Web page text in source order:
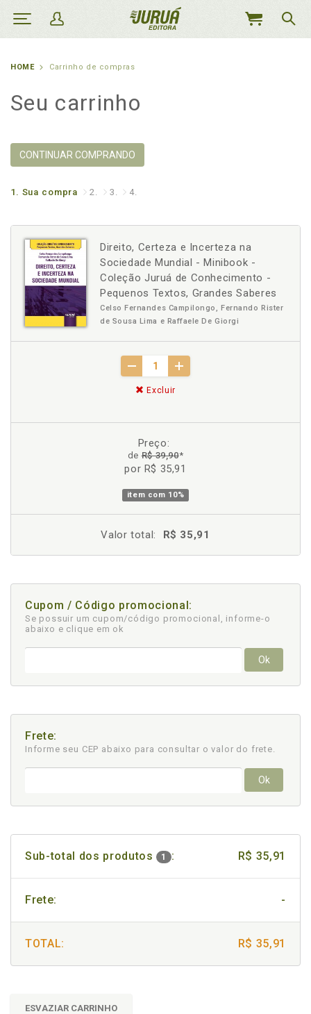
MEU
HOME Carrinho de compras
Seu carrinho
CONTINUAR COMPRANDO
1. Sua compra 2. 3. 4.
Direito, Certeza e Incerteza na
Sociedade Mundial - Minibook -
Coleção Juruá de Conhecimento -
Pequenos Textos, Grandes Saberes
Celso Fernandes Campilongo, Fernando Rister
de Sousa Lima e Raffaele De Giorgi
Excluir
Preço:
deR$ 39,90*
por R$ 35,91
item com 10%
Valor total: R$ 35,91
Cupom / Código promocional:
Se possuir um cupom/código promocional, informe-o
abaixo e clique em ok
Ok
Frete:
Informe seu CEP abaixo para consultar o valor do frete.
Ok
Sub-total dos produtos 1 : R$ 35,91
Frete: -
TOTAL: R$ 35,91
ESVAZIAR CARRINHO